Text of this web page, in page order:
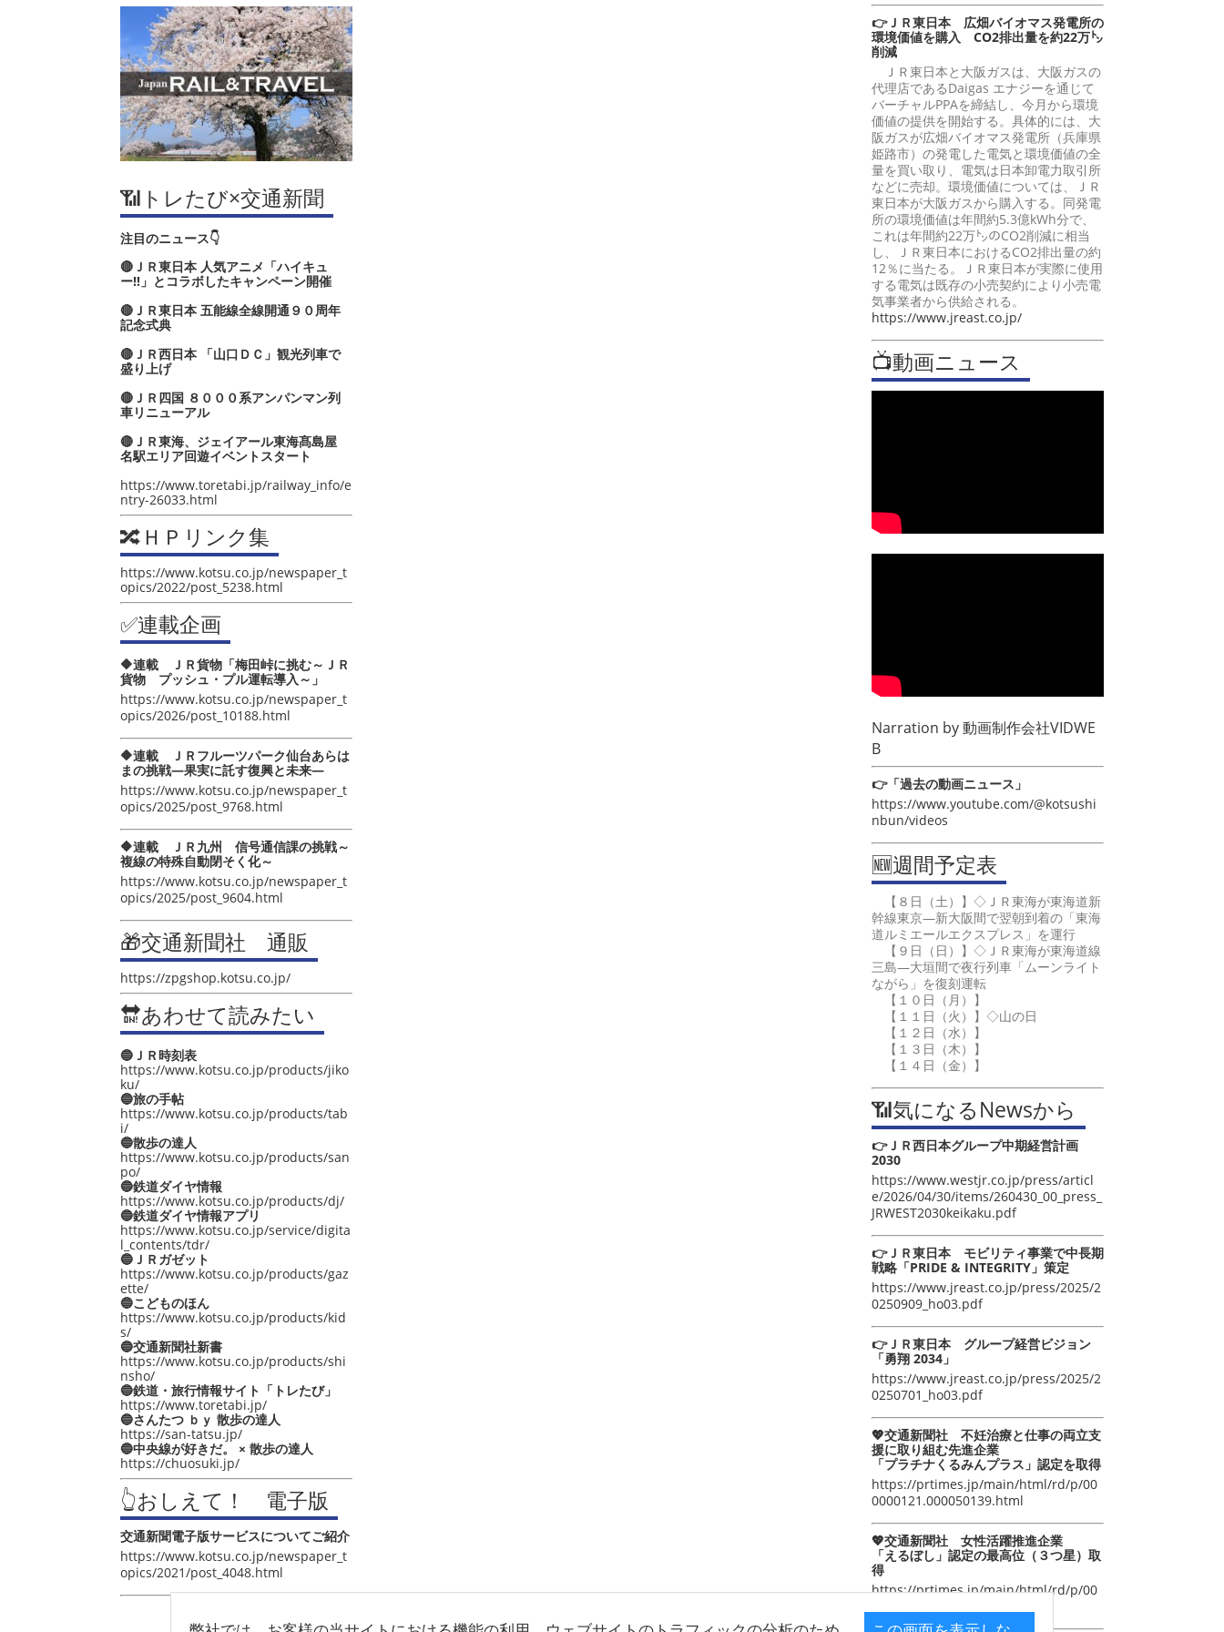
📶トレたび×交通新聞
注目のニュース👇
🔴ＪＲ東日本 人気アニメ「ハイキュ
ー‼」とコラボしたキャンペーン開催
🔴ＪＲ東日本 五能線全線開通９０周年
記念式典
🔴ＪＲ西日本 「山口ＤＣ」観光列車で
盛り上げ
🔴ＪＲ四国 ８０００系アンパンマン列
車リニューアル
🔴ＪＲ東海、ジェイアール東海髙島屋
名駅エリア回遊イベントスタート
https://www.toretabi.jp/railway_info/e
ntry-26033.html
🔀ＨＰリンク集
https://www.kotsu.co.jp/newspaper_t
opics/2022/post_5238.html
✅連載企画
🔶連載 ＪＲ貨物「梅田峠に挑む～ＪＲ
貨物 プッシュ・プル運転導入～」
https://www.kotsu.co.jp/newspaper_t
opics/2026/post_10188.html
🔶連載 ＪＲフルーツパーク仙台あらは
まの挑戦―果実に託す復興と未来―
https://www.kotsu.co.jp/newspaper_t
opics/2025/post_9768.html
🔶連載 ＪＲ九州 信号通信課の挑戦～
複線の特殊自動閉そく化～
https://www.kotsu.co.jp/newspaper_t
opics/2025/post_9604.html
🎁交通新聞社 通販
https://zpgshop.kotsu.co.jp/
🔛あわせて読みたい
🔵ＪＲ時刻表
https://www.kotsu.co.jp/products/jiko
ku/
🔵旅の手帖
https://www.kotsu.co.jp/products/tab
i/
🔵散歩の達人
https://www.kotsu.co.jp/products/san
po/
🔵鉄道ダイヤ情報
https://www.kotsu.co.jp/products/dj/
🔵鉄道ダイヤ情報アプリ
https://www.kotsu.co.jp/service/digita
l_contents/tdr/
🔵ＪＲガゼット
https://www.kotsu.co.jp/products/gaz
ette/
🔵こどものほん
https://www.kotsu.co.jp/products/kid
s/
🔵交通新聞社新書
https://www.kotsu.co.jp/products/shi
nsho/
🔵鉄道・旅行情報サイト「トレたび」
https://www.toretabi.jp/
🔵さんたつ ｂｙ 散歩の達人
https://san-tatsu.jp/
🔵中央線が好きだ。 × 散歩の達人
https://chuosuki.jp/
👆おしえて！ 電子版
交通新聞電子版サービスについてご紹介
https://www.kotsu.co.jp/newspaper_t
opics/2021/post_4048.html
👉ＪＲ東日本 広畑バイオマス発電所の
環境価値を購入 CO2排出量を約22万㌧
削減
ＪＲ東日本と大阪ガスは、大阪ガスの
代理店であるDaigas エナジーを通じて
バーチャルPPAを締結し、今月から環境
価値の提供を開始する。具体的には、大
阪ガスが広畑バイオマス発電所（兵庫県
姫路市）の発電した電気と環境価値の全
量を買い取り、電気は日本卸電力取引所
などに売却。環境価値については、ＪＲ
東日本が大阪ガスから購入する。同発電
所の環境価値は年間約5.3億kWh分で、
これは年間約22万㌧のCO2削減に相当
し、ＪＲ東日本におけるCO2排出量の約
12％に当たる。ＪＲ東日本が実際に使用
する電気は既存の小売契約により小売電
気事業者から供給される。
https://www.jreast.co.jp/
📺動画ニュース
Narration by動画制作会社VIDWE
B
👉「過去の動画ニュース」
https://www.youtube.com/@kotsushi
nbun/videos
🆕週間予定表
【８日（土）】◇ＪＲ東海が東海道新
幹線東京―新大阪間で翌朝到着の「東海
道ルミエールエクスプレス」を運行
【９日（日）】◇ＪＲ東海が東海道線
三島―大垣間で夜行列車「ムーンライト
ながら」を復刻運転
【１０日（月）】
【１１日（火）】◇山の日
【１２日（水）】
【１３日（木）】
【１４日（金）】
📶気になるNewsから
👉ＪＲ西日本グループ中期経営計画
2030
https://www.westjr.co.jp/press/articl
e/2026/04/30/items/260430_00_press_
JRWEST2030keikaku.pdf
👉ＪＲ東日本 モビリティ事業で中長期
戦略「PRIDE & INTEGRITY」策定
https://www.jreast.co.jp/press/2025/2
0250909_ho03.pdf
👉ＪＲ東日本 グループ経営ビジョン
「勇翔 2034」
https://www.jreast.co.jp/press/2025/2
0250701_ho03.pdf
💖交通新聞社 不妊治療と仕事の両立支
援に取り組む先進企業
「プラチナくるみんプラス」認定を取得
https://prtimes.jp/main/html/rd/p/00
0000121.000050139.html
💖交通新聞社 女性活躍推進企業
「えるぼし」認定の最高位（３つ星）取
得
https://prtimes.jp/main/html/rd/p/00